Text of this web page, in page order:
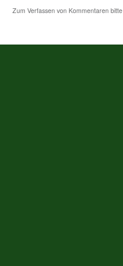
Zum Verfassen von Kommentaren bitte